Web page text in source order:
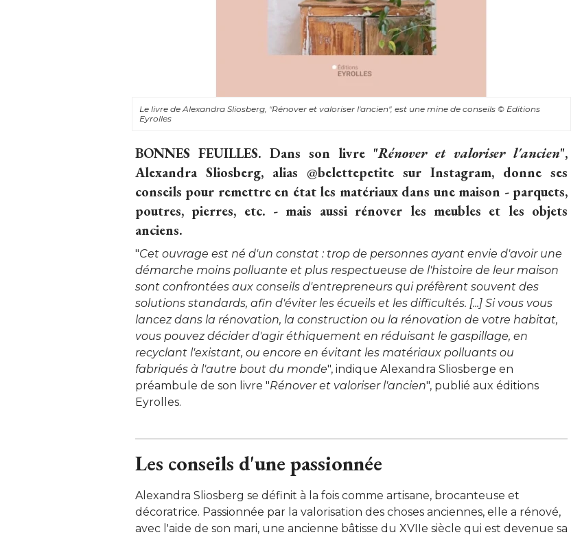
Le livre de Alexandra Sliosberg, "Rénover et valoriser l'ancien", est une mine de conseils© Editions
Eyrolles
BONNES FEUILLES. Dans son livre "Rénover et valoriser l'ancien",
Alexandra Sliosberg, alias @belettepetite sur Instagram, donne ses
conseils pour remettre en état les matériaux dans une maison - parquets,
poutres, pierres, etc. - mais aussi rénover les meubles et les objets
anciens.
"Cet ouvrage est né d'un constat : trop de personnes ayant envie d'avoir une
démarche moins polluante et plus respectueuse de l'histoire de leur maison
sont confrontées aux conseils d'entrepreneurs qui préfèrent souvent des
solutions standards, afin d'éviter les écueils et les difficultés. [...] Si vous vous
lancez dans la rénovation, la construction ou la rénovation de votre habitat,
vous pouvez décider d'agir éthiquement en réduisant le gaspillage, en
recyclant l'existant, ou encore en évitant les matériaux polluants ou
fabriqués à l'autre bout du monde", indique Alexandra Sliosberge en
préambule de son livre "Rénover et valoriser l'ancien", publié aux éditions
Eyrolles.
Les conseils d'une passionnée
Alexandra Sliosberg se définit à la fois comme artisane, brocanteuse et
décoratrice. Passionnée par la valorisation des choses anciennes, elle a rénové,
avec l'aide de son mari, une ancienne bâtisse du XVIIe siècle qui est devenue sa